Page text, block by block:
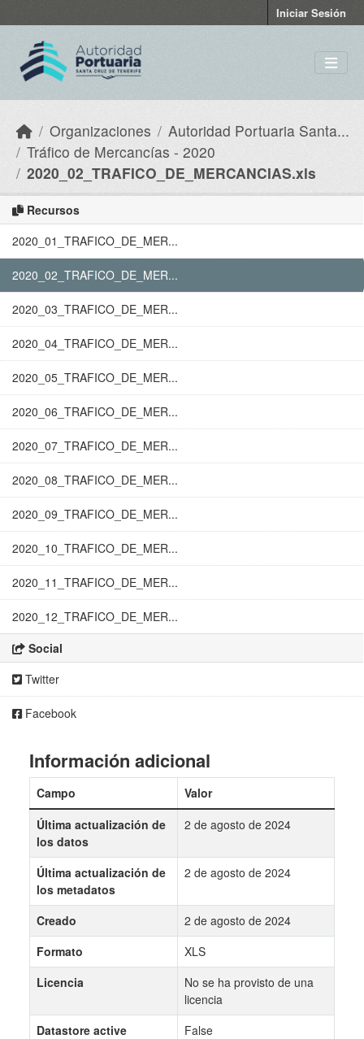
Iniciar Sesión
Organizaciones
Autoridad Portuaria Santa...
Tráfico de Mercancías - 2020
2020_02_TRAFICO_DE_MERCANCIAS.xls
Recursos
2020_01_TRAFICO_DE_MER...
2020_02_TRAFICO_DE_MER...
2020_03_TRAFICO_DE_MER...
2020_04_TRAFICO_DE_MER...
2020_05_TRAFICO_DE_MER...
2020_06_TRAFICO_DE_MER...
2020_07_TRAFICO_DE_MER...
2020_08_TRAFICO_DE_MER...
2020_09_TRAFICO_DE_MER...
2020_10_TRAFICO_DE_MER...
2020_11_TRAFICO_DE_MER...
2020_12_TRAFICO_DE_MER...
Social
Twitter
Facebook
Información adicional
Campo
Valor
Última actualización de
los datos
2 de agosto de 2024
Última actualización de
los metadatos
2 de agosto de 2024
Creado
2 de agosto de 2024
Formato
XLS
Licencia
No se ha provisto de una
licencia
Datastore active
False